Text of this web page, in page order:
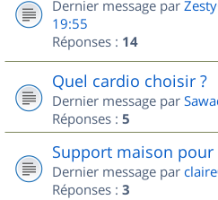
Dernier message par
19:55
Réponses : 14
Quel cardio choisir ?
Dernier message par
Réponses : 5
Support maison
Dernier message par
Réponses : 3